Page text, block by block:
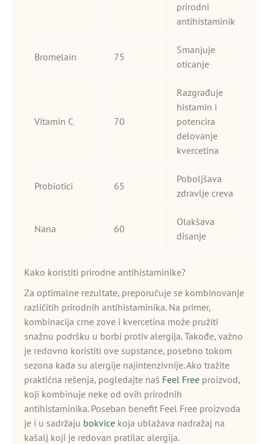
prirodni
antihistaminik
Bromelain 75
Smanjuje
oticanje
Vitamin C 70
Razgrađuje
histamin i
potencira
delovanje
kvercetina
Probiotici 65
Poboljšava
zdravlje creva
Nana 60
Olakšava
disanje
Kako koristiti prirodne antihistaminike?
Za optimalne rezultate, preporučuje se kombinovanje
različitih prirodnih antihistaminika. Na primer,
kombinacija crne zove i kvercetina može pružiti
snažnu podršku u borbi protiv alergija. Takođe, važno
je redovno koristiti ove supstance, posebno tokom
sezona kada su alergije najintenzivnije. Ako tražite
praktična rešenja, pogledajte naš Feel Free proizvod,
koji kombinuje neke od ovih prirodnih
antihistaminika. Poseban benefit Feel Free proizvoda
je i u sadržaju bokvice koja ublažava nadražaj na
kašalj koji je redovan pratilac alergija.